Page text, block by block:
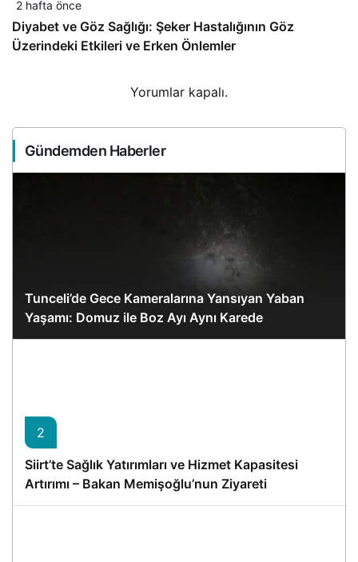
2 hafta önce
Diyabet ve Göz Sağlığı: Şeker Hastalığının Göz
Üzerindeki Etkileri ve Erken Önlemler
Yorumlar kapalı.
Gündemden Haberler
Tunceli’de Gece Kameralarına Yansıyan Yaban
Yaşamı: Domuz ile Boz Ayı Aynı Karede
2
Siirt’te Sağlık Yatırımları ve Hizmet Kapasitesi
Artırımı – Bakan Memişoğlu’nun Ziyareti